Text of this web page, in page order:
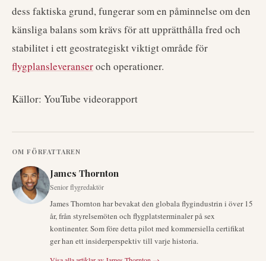
dess faktiska grund, fungerar som en påminnelse om den
känsliga balans som krävs för att upprätthålla fred och
stabilitet i ett geostrategiskt viktigt område för
flygplansleveranseroch operationer.
Källor: YouTube videorapport
OM FÖRFATTAREN
James Thornton
Senior flygredaktör
James Thornton har bevakat den globala flygindustrin i över 15
år, från styrelsemöten och flygplatsterminaler på sex
kontinenter. Som före detta pilot med kommersiella certifikat
ger han ett insiderperspektiv till varje historia.